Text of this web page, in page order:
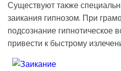
Существуют также
заикания гипнозом. При
подсознание гипнотическое
привести к быстрому